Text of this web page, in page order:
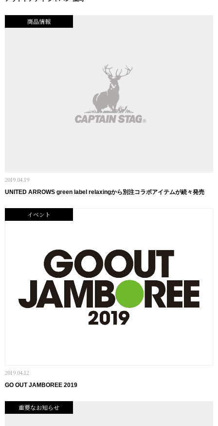
商品情報
2019.04.19
UNITED ARROWS green label relaxingから別注コラボアイテムが続々発売
イベント
2019.04.12
GO OUT JAMBOREE 2019
重要なお知らせ